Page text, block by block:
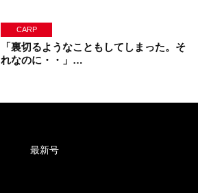
CARP
「裏切るようなこともしてしまった。そ
れなのに・・」…
最新号